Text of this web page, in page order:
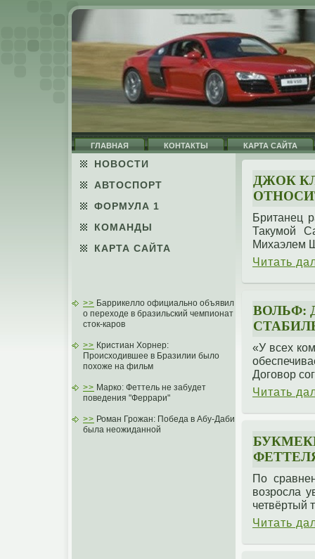
ГЛАВНАЯ КОНТАКТЫ КАРТА САЙТА
НОВОСТИ
АВТОСПОРТ
ФОРМУЛА 1
КОМАНДЫ
КАРТА САЙТА
>> Баррикелло официально объявил
о переходе в бразильский чемпионат
сток-каров
>> Кристиан Хорнер:
Происходившее в Бразилии было
похоже на фильм
>> Марко: Феттель не забудет
поведения "Феррари"
>> Роман Грожан: Победа в Абу-Даби
была неожиданной
ДЖОК
Британец
Такумой
Михаэлем
Читать
ВОЛЬФ:
«У всех
Договор
Читать
По
возросла
четвёртый
Читать